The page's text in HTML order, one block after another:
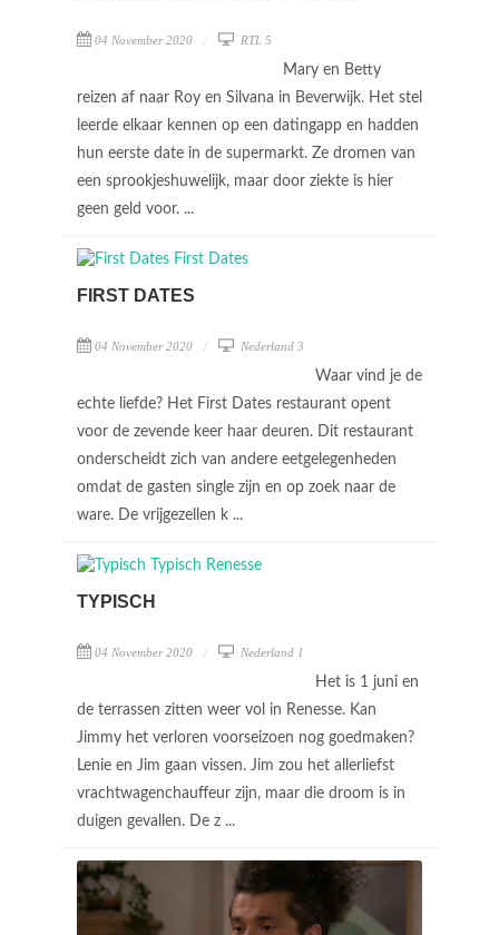
04 November 2020 RTL 5
Mary en Betty
reizen af naar Roy en Silvana in Beverwijk. Het stel
leerde elkaar kennen op een datingapp en hadden
hun eerste date in de supermarkt. Ze dromen van
een sprookjeshuwelijk, maar door ziekte is hier
geen geld voor. ...
FIRST DATES
04 November 2020 Nederland 3
Waar vind je de
echte liefde? Het First Dates restaurant opent
voor de zevende keer haar deuren. Dit restaurant
onderscheidt zich van andere eetgelegenheden
omdat de gasten single zijn en op zoek naar de
ware. De vrijgezellen k ...
TYPISCH
04 November 2020 Nederland 1
Het is 1 juni en
de terrassen zitten weer vol in Renesse. Kan
Jimmy het verloren voorseizoen nog goedmaken?
Lenie en Jim gaan vissen. Jim zou het allerliefst
vrachtwagenchauffeur zijn, maar die droom is in
duigen gevallen. De z ...